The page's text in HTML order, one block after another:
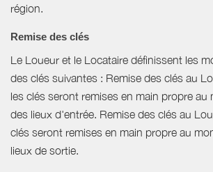
région.
Remise des clés
Le Loueur et le Locataire définissent les
des clés suivantes : Remise des clés au
les clés seront remises en main propre au
des lieux d'entrée. Remise des clés au
clés seront remises en main propre au
lieux de sortie.